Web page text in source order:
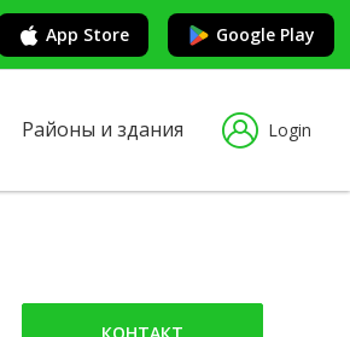
App Store Google Play
Районы и здания Login
КОНТАКТ